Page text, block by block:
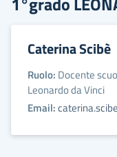
Caterina Scibè
Ruolo: Docente
Leonardo da Vinci
Email: